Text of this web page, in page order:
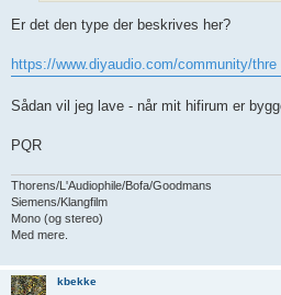
Er det den type der beskrives her?
https://www.diyaudio.com/community/
Sådan vil jeg lave - når mit hifirum er
PQR
Thorens/L'Audiophile/Bofa/Goodmans
Siemens/Klangfilm
Mono (og stereo)
Med mere.
kbekke